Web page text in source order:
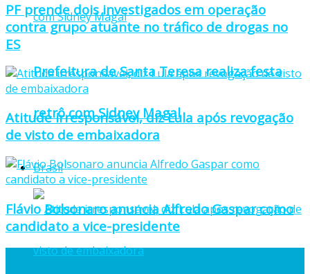
Prefeitura de Santa Teresa realiza festa
retrô com Sidney Magal
Brasil
PF prende dois investigados em operação
contra grupo atuante no tráfico de drogas no
ES
Atitude irresponsável, diz Lula após revogação
de visto de embaixadora
Flávio Bolsonaro anuncia Alfredo Gaspar como
candidato a vice-presidente